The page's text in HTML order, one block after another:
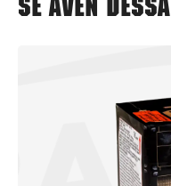
Se även dessa